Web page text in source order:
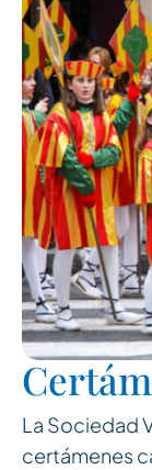
La Sociedad
certámenes